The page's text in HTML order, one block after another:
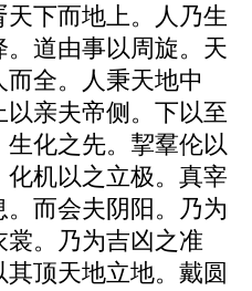
下而地上。人乃生
道由事以周旋。天
全。人秉天地中
亲夫帝侧。下以至
化之先。挈羣伦以
机以之立极。真宰
而会夫阴阳。乃为
。乃为吉凶之准
顶天地立地。戴圆